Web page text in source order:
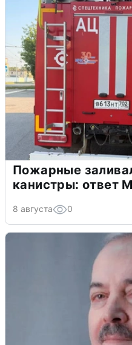
Пожарные
канистры: ответ
8 августа 0